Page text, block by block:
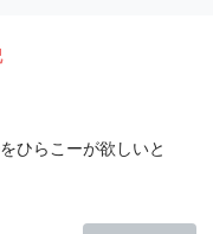
ひらこーが欲しいと